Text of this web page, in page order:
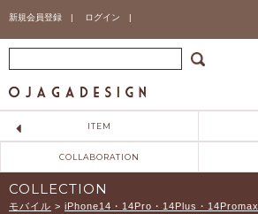
新規会員登録 | ログイン |
ITEM
COLLABORATION
COLLECTION
モバイル > iPhone14・14Pro・14Plus・14Promax